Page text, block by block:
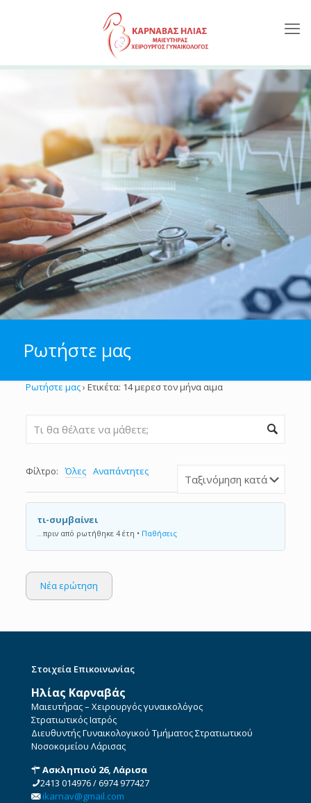
Ρωτήστε μας
Ρωτήστε μας› Ετικέτα: 14 μερεσ τον μήνα αιμα
Φίλτρο: Όλες Αναπάντητες
τι-συμβαίνει
...πριν από ρωτήθηκε 4 έτη • Παθήσεις
Νέα ερώτηση
Στοιχεία Επικοινωνίας
Ηλίας Καρναβάς
Μαιευτήρας – Χειρουργός γυναικολόγος
Στρατιωτικός Ιατρός
Διευθυντής Γυναικολογικού Τμήματος Στρατιωτικού
Νοσοκομείου Λάρισας
Ασκληπιού 26, Λάρισα
2413 014976/6974 977427
ikarnav@gmail.com